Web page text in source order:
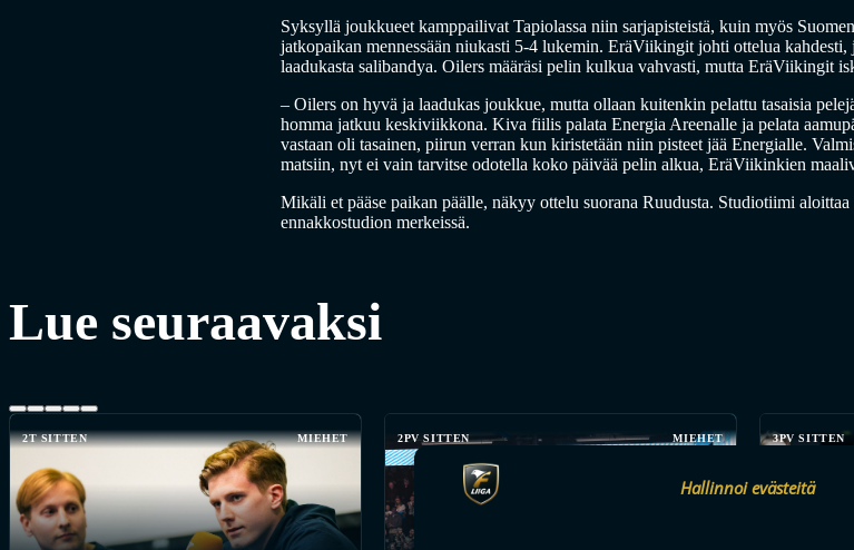
Hallinnoi evästeitä
Syksyllä joukkueet kamppailivat Tapiolassa niin sarjapisteistä, kuin myös
jatkopaikan mennessään niukasti 5-4 lukemin. EräViikingit johti ottelua kahdesti,
laadukasta salibandya. Oilers määräsi pelin kulkua vahvasti, mutta EräViikingit
– Oilers on hyvä ja laadukas joukkue, mutta ollaan kuitenkin pelattu tasaisia
homma jatkuu keskiviikkona. Kiva fiilis palata Energia Areenalle ja pelata
vastaan oli tasainen, piirun verran kun kiristetään niin pisteet jää Energialle.
matsiin, nyt ei vain tarvitse odotella koko päivää pelin alkua, EräViikinkien
Mikäli et pääse paikan päälle, näkyy ottelu suorana Ruudusta. Studiotiimi
ennakkostudion merkeissä.
Lue seuraavaksi
2T SITTEN MIEHET 2PV SITTEN MIEHET 3PV SITTEN